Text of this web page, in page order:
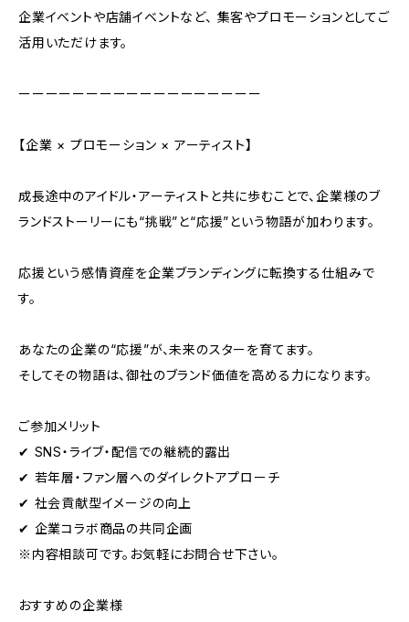
企業イベントや店舗イベントなど、 集客やプロモーションとしてご
活用いただけます。
ーーーーーーーーーーーーーーーーーー
【企業 × プロモーション × アーティスト】
成長途中のアイドル・アーティストと共に歩むことで、企業様のブ
ランドストーリーにも“挑戦”と“応援”という物語が加わります。
応援という感情資産を企業ブランディングに転換する仕組みで
す。
あなたの企業の“応援”が、未来のスターを育てます。
そしてその物語は、御社のブランド価値を高める力になります。
ご参加メリット
✔ SNS・ライブ・配信での継続的露出
✔ 若年層・ファン層へのダイレクトアプローチ
✔ 社会貢献型イメージの向上
✔ 企業コラボ商品の共同企画
※内容相談可です。お気軽にお問合せ下さい。
おすすめの企業様